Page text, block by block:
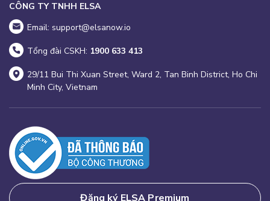
CÔNG TY TNHH ELSA
Email: support@elsanow.io
Tổng đài CSKH: 1900 633 413
29/11 Bui Thi Xuan Street, Ward 2, Tan Binh District, Ho Chi
Minh City, Vietnam
Đăng ký ELSA Premium